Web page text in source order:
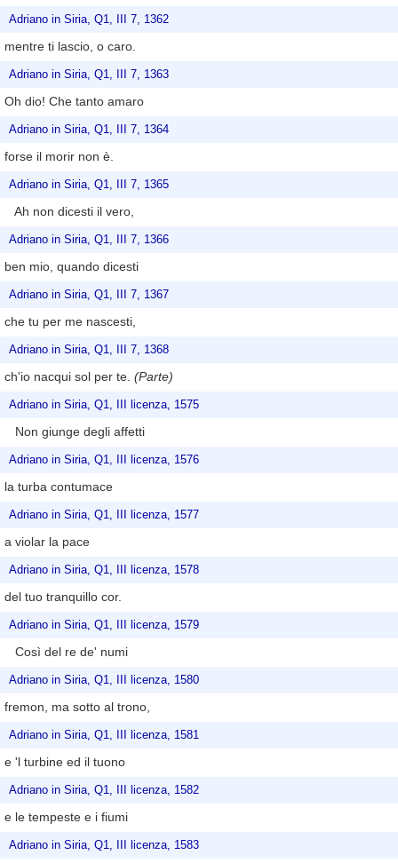
Adriano in Siria, Q1, III 7, 1362
mentre ti lascio, o caro.
Adriano in Siria, Q1, III 7, 1363
Oh dio! Che tanto amaro
Adriano in Siria, Q1, III 7, 1364
forse il morir non è.
Adriano in Siria, Q1, III 7, 1365
Ah non dicesti il vero,
Adriano in Siria, Q1, III 7, 1366
ben mio, quando dicesti
Adriano in Siria, Q1, III 7, 1367
che tu per me nascesti,
Adriano in Siria, Q1, III 7, 1368
ch'io nacqui sol per te. (Parte)
Adriano in Siria, Q1, III licenza, 1575
Non giunge degli affetti
Adriano in Siria, Q1, III licenza, 1576
la turba contumace
Adriano in Siria, Q1, III licenza, 1577
a violar la pace
Adriano in Siria, Q1, III licenza, 1578
del tuo tranquillo cor.
Adriano in Siria, Q1, III licenza, 1579
Così del re de' numi
Adriano in Siria, Q1, III licenza, 1580
fremon, ma sotto al trono,
Adriano in Siria, Q1, III licenza, 1581
e 'l turbine ed il tuono
Adriano in Siria, Q1, III licenza, 1582
e le tempeste e i fiumi
Adriano in Siria, Q1, III licenza, 1583